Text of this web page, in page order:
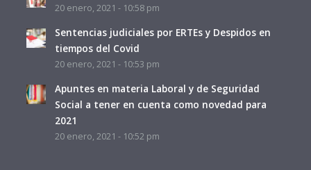
20 enero, 2021 - 10:58 pm
Sentencias judiciales por ERTEs y Despidos en
tiempos del Covid
20 enero, 2021 - 10:53 pm
Apuntes en materia Laboral y de Seguridad
Social a tener en cuenta como novedad para
2021
20 enero, 2021 - 10:52 pm